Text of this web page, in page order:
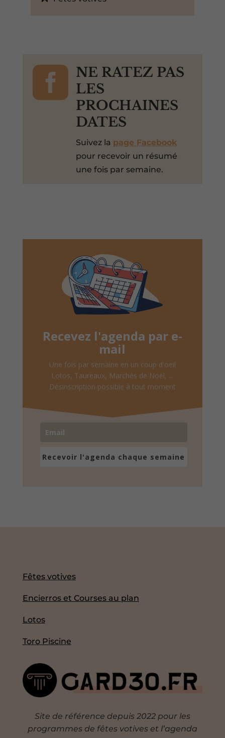

NE RATEZ PAS
LES
PROCHAINES
DATES
Suivez la page Facebook
pour recevoir un résumé
une fois par semaine.
Recevez l'agenda par e-
mail
Une fois par semaine en un coup d'oeil
Lotos, Taureaux, Marchés de Noël, ...
Désinscription possible à tout moment
Recevoir l'agenda chaque semaine
Fêtes votives
Encierros et Courses au plan
Lotos
Toro Piscine
Site de référence depuis 2022 pour les
programmes de fêtes votives et l’agenda